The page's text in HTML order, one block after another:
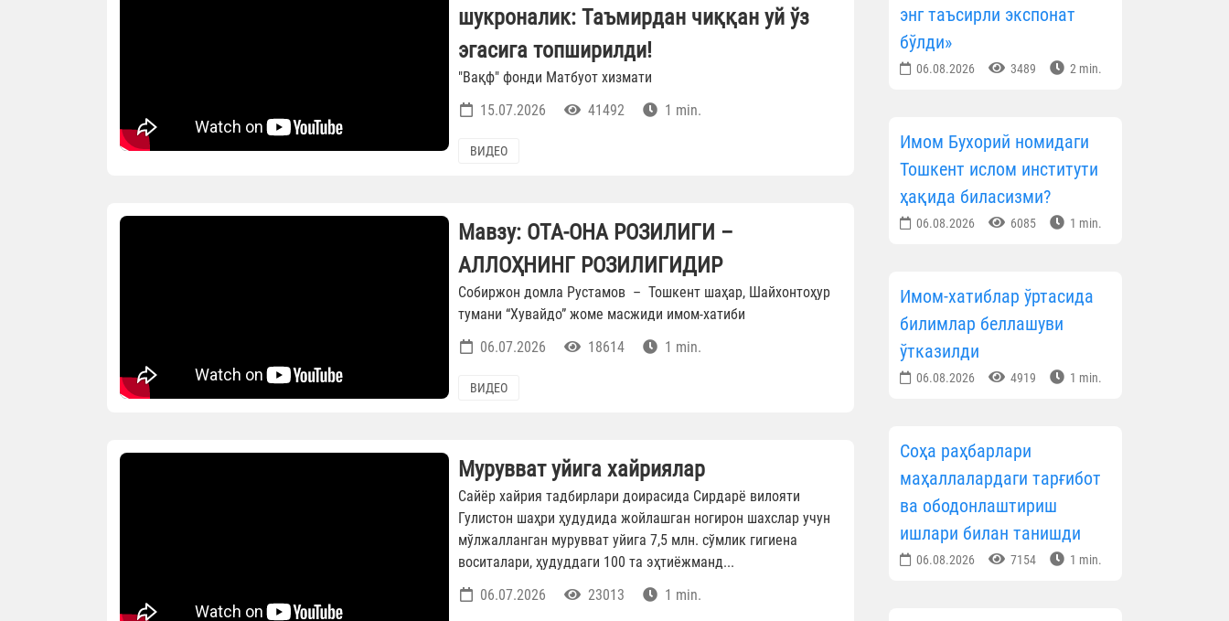
шукроналик: Таъмирдан чиққан уй ўз
эгасига топширилди!
"Вақф" фонди Матбуот хизмати
15.07.2026
41492 1 min.
ВИДЕО
Мавзу: ОТА-ОНА РОЗИЛИГИ –
АЛЛОҲНИНГ РОЗИЛИГИДИР
Собиржон домла Рустамов – Тошкент шаҳар, Шайхонтоҳур
тумани “Хувайдо” жоме масжиди имом-хатиби
06.07.2026
18614 1 min.
ВИДЕО
Мурувват уйига хайриялар
Сайёр хайрия тадбирлари доирасида Сирдарё вилояти
Гулистон шаҳри ҳудудида жойлашган ногирон шахслар учун
мўлжалланган мурувват уйига 7,5 млн. сўмлик гигиена
воситалари, ҳудуддаги 100 та эҳтиёжманд...
06.07.2026
23013 1 min.
энг таъсирли экспонат
бўлди»
06.08.2026 3489 2 min.
Имом Бухорий номидаги
Тошкент ислом институти
ҳақида биласизми?
06.08.2026 6085 1 min.
Имом-хатиблар ўртасида
билимлар беллашуви
ўтказилди
06.08.2026 4919 1 min.
Соҳа раҳбарлари
маҳаллалардаги тарғибот
ва ободонлаштириш
ишлари билан танишди
06.08.2026 7154 1 min.